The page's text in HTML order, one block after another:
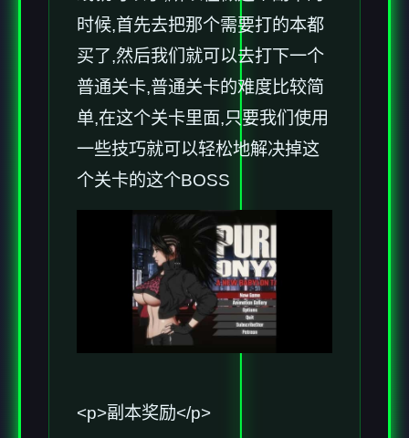
时候,首先去把那个需要打的本都
买了,然后我们就可以去打下一个
普通关卡,普通关卡的难度比较简
单,在这个关卡里面,只要我们使用
一些技巧就可以轻松地解决掉这
个关卡的这个BOSS
<p>副本奖励</p>